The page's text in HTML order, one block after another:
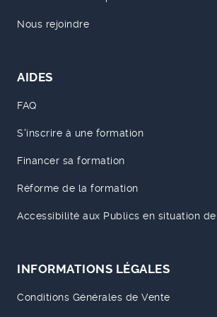
Nous rejoindre
AIDES
FAQ
S'inscrire à une formation
Financer sa formation
Réforme de la formation
Accessibilité aux Publics en situation
INFORMATIONS LÉGALES
Conditions Générales de Vente